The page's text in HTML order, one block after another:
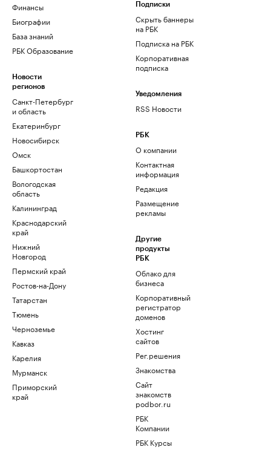
Финансы
Биографии
База знаний
РБК Образование
Новости
регионов
Санкт-Петербург
и область
Екатеринбург
Новосибирск
Омск
Башкортостан
Вологодская
область
Калининград
Краснодарский
край
Нижний
Новгород
Пермский край
Ростов-на-Дону
Татарстан
Тюмень
Черноземье
Кавказ
Карелия
Мурманск
Приморский
край
Подписки
Скрыть баннеры
на РБК
Подписка на РБК
Корпоративная
подписка
Уведомления
RSS Новости
РБК
О компании
Контактная
информация
Редакция
Размещение
рекламы
Другие
продукты
РБК
Облако для
бизнеса
Корпоративный
регистратор
доменов
Хостинг
сайтов
Рег.решения
Знакомства
Сайт
знакомств
podbor.ru
РБК
Компании
РБК Курсы